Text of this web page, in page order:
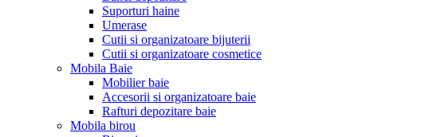
Suporturi haine
Umerase
Cutii si organizatoare bijuterii
Cutii si organizatoare cosmetice
Mobila Baie
Mobilier baie
Accesorii si organizatoare baie
Rafturi depozitare baie
Mobila birou